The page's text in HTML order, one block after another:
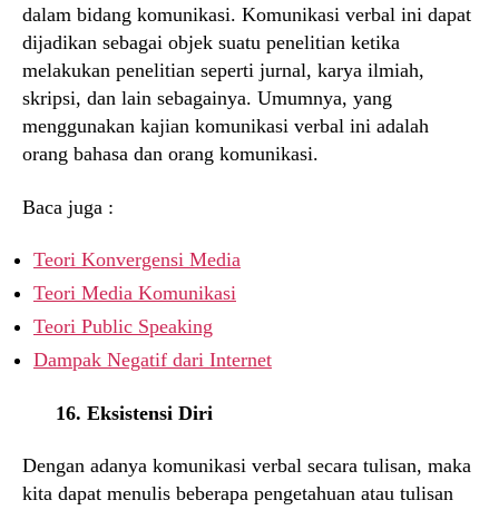
dalam bidang komunikasi. Komunikasi verbal ini dapat
dijadikan sebagai objek suatu penelitian ketika
melakukan penelitian seperti jurnal, karya ilmiah,
skripsi, dan lain sebagainya. Umumnya, yang
menggunakan kajian komunikasi verbal ini adalah
orang bahasa dan orang komunikasi.
Baca juga :
Teori Konvergensi Media
Teori Media Komunikasi
Teori Public Speaking
Dampak Negatif dari Internet
16. Eksistensi Diri
Dengan adanya komunikasi verbal secara tulisan, maka
kita dapat menulis beberapa pengetahuan atau tulisan